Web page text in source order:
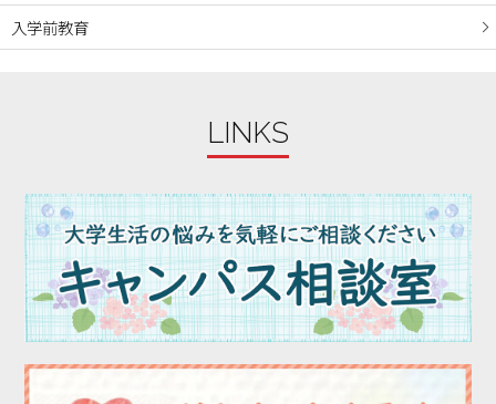
2023年09月
2023年08月
2023年03月
2023年02月
2023年01月
2022年12月
入学前教育
LINKS